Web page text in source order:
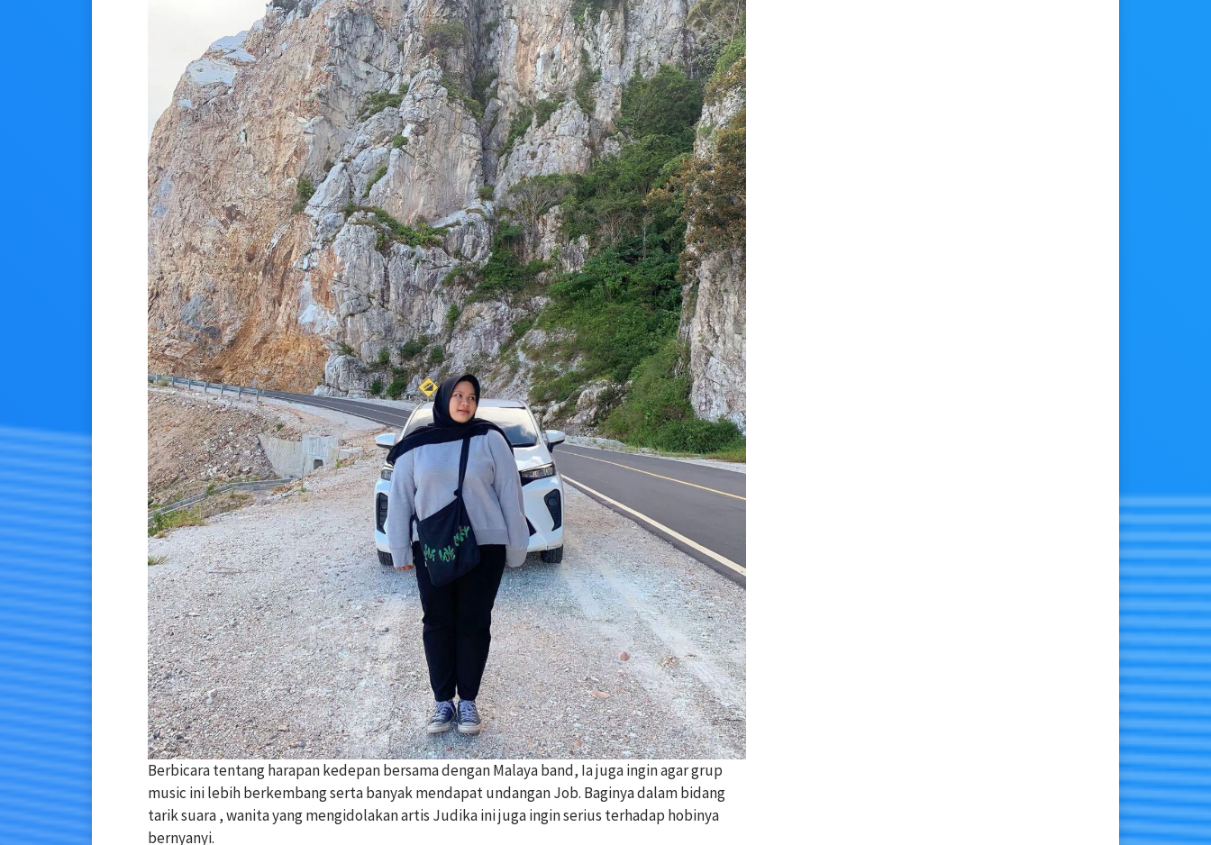
Berbicara tentang harapan kedepan bersama dengan Malaya band, Ia juga ingin agar grup
music ini lebih berkembang serta banyak mendapat undangan Job. Baginya dalam bidang
tarik suara , wanita yang mengidolakan artis Judika ini juga ingin serius terhadap hobinya
bernyanyi.